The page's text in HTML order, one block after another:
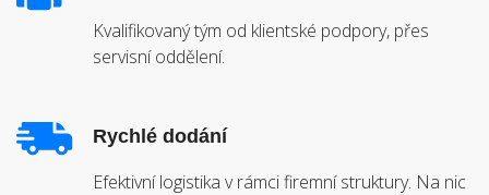
Kvalifikovaný tým od klientské podpory, přes
servisní oddělení.
Rychlé dodání
Efektivní logistika v rámci firemní struktury. Na nic